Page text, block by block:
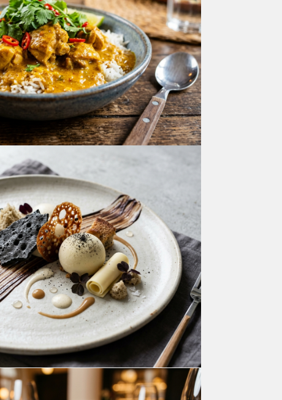
ランチメニュー
大郷町産卵のオムライス
ランチメニュー
自家製ピッツァ